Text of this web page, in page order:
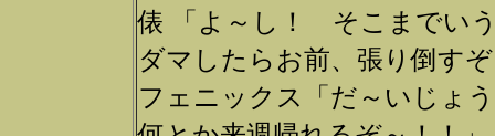
俵 「よ～し！ そこまでい
ダマしたらお前、張り倒す
フェニックス「だ～いじ